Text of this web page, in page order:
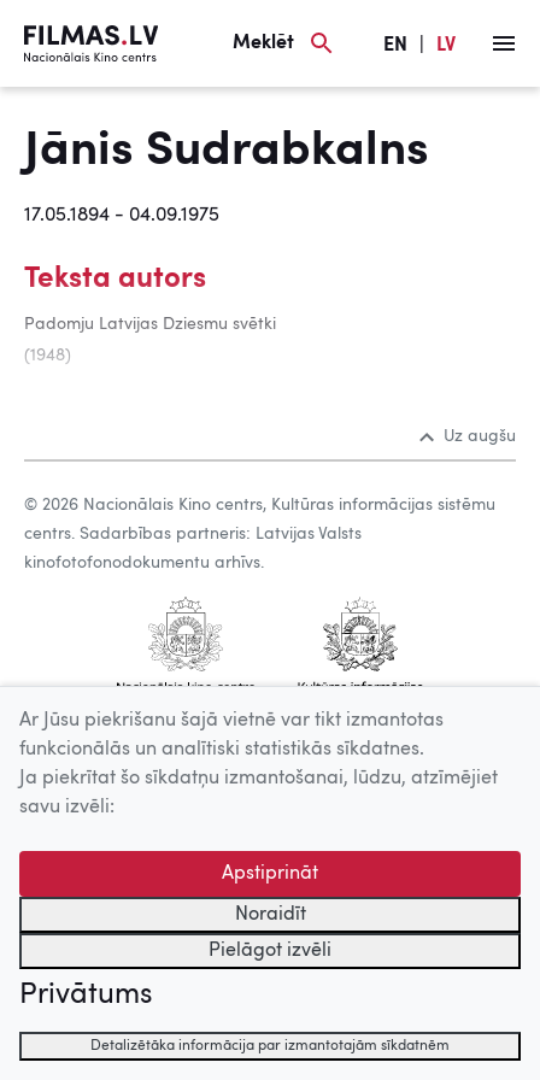
Meklēt EN LV
Jānis Sudrabkalns
17.05.1894 - 04.09.1975
Teksta autors
Padomju Latvijas Dziesmu svētki
(1948)
Uz augšu
© 2026 Nacionālais Kino centrs, Kultūras informācijas sistēmu
centrs. Sadarbības partneris: Latvijas Valsts
kinofotofonodokumentu arhīvs.
Ar Jūsu piekrišanu šajā vietnē var tikt izmantotas
funkcionālās un analītiski statistikās sīkdatnes.
Ja piekrītat šo sīkdatņu izmantošanai, lūdzu, atzīmējiet
savu izvēli:
Apstiprināt
Noraidīt
Pielāgot izvēli
Privātums
Detalizētāka informācija par izmantotajām sīkdatnēm